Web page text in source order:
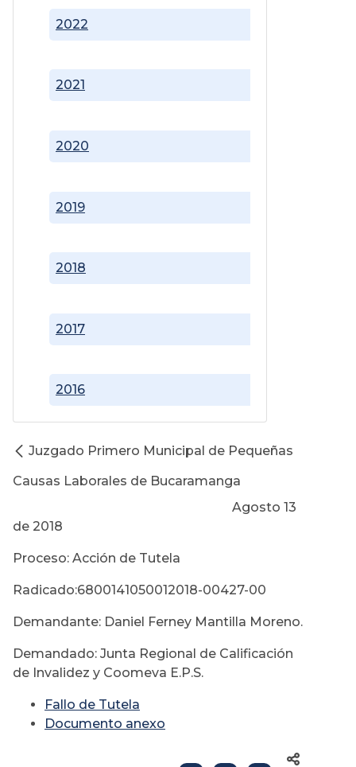
2016
2017
2018
2019
2020
2021
2022
Juzgado Primero Municipal de Pequeñas
Causas Laborales de Bucaramanga
Agosto 13
de 2018
Proceso: Acción de Tutela
Radicado:6800141050012018-00427-00
Demandante: Daniel Ferney Mantilla Moreno.
Demandado: Junta Regional de Calificación
de Invalidez y Coomeva E.P.S.
Fallo de Tutela
Documento anexo